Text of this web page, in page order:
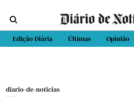
Edição Diária Últimas Opinião
diario-de-noticias